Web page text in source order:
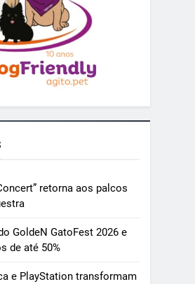
retorna aos palcos
GoldeN GatoFest 2026 e
de até 50%
e PlayStation transformam